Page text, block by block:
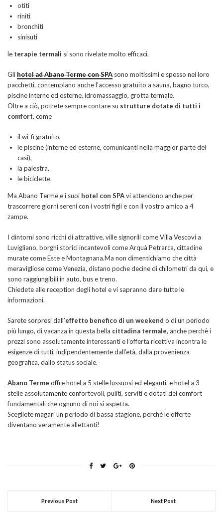
otiti
riniti
bronchiti
sinisuti
le terapie termali si sono rivelate molto efficaci.
Glihotel ad Abano Terme con SPA sono moltissimi e spesso nei loro
pacchetti, contemplano anche l’accesso gratuito a sauna, bagno turco,
piscine interne ed esterne, idromassaggio, grotta termale.
Oltre a ciò, potrete sempre contare su strutture dotate di tutti i
comfort, come
il wi-fi gratuito,
le piscine (interne ed esterne, comunicanti nella maggior parte dei
casi),
la palestra,
le biciclette.
Ma Abano Terme e i suoi hotel con SPAvi attendono anche per
trascorrere giorni sereni con i vostri figli e con il vostro amico a 4
zampe.
I dintorni sono ricchi di attrattive, ville signorili come Villa Vescovi a
Luvigliano, borghi storici incantevoli come Arquà Petrarca, cittadine
murate come Este e Montagnana.Ma non dimentichiamo che città
meravigliose come Venezia, distano poche decine di chilometri da qui, e
sono raggiungibili in auto, bus e treno.
Chiedete alle reception degli hotel e vi sapranno dare tutte le
informazioni.
Sarete sorpresi dall’effetto benefico di un weekend o di un periodo
più lungo, di vacanza in questa bella cittadina termale, anche perchè i
prezzi sono assolutamente interessanti e l’offerta ricettiva incontra le
esigenze di tutti, indipendentemente dall’età, dalla provenienza
geografica, dallo status sociale.
Abano Terme offre hotel a 5 stelle lussuosi ed eleganti, e hotel a 3
stelle assolutamente confortevoli, puliti, serviti e dotati dei comfort
fondamentali che ognuno di noi si aspetta.
Scegliete magari un periodo di bassa stagione, perchè le offerte
diventano veramente allettanti!
Previous Post Next Post